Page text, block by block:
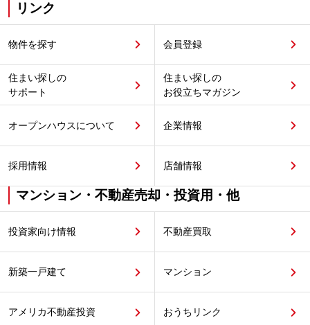
リンク
物件を探す 会員登録
住まい探しの
サポート
住まい探しの
お役立ちマガジン
オープンハウスについて 企業情報
採用情報 店舗情報
マンション・不動産売却・投資用・他
投資家向け情報 不動産買取
新築一戸建て マンション
アメリカ不動産投資 おうちリンク